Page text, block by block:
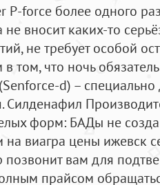
P-force более одного
вносит каких-то
не требует особой
том, что ночь
d) –
Силденафил
форм: БАДы не
виагра цены ижевск
вам для
прайсом